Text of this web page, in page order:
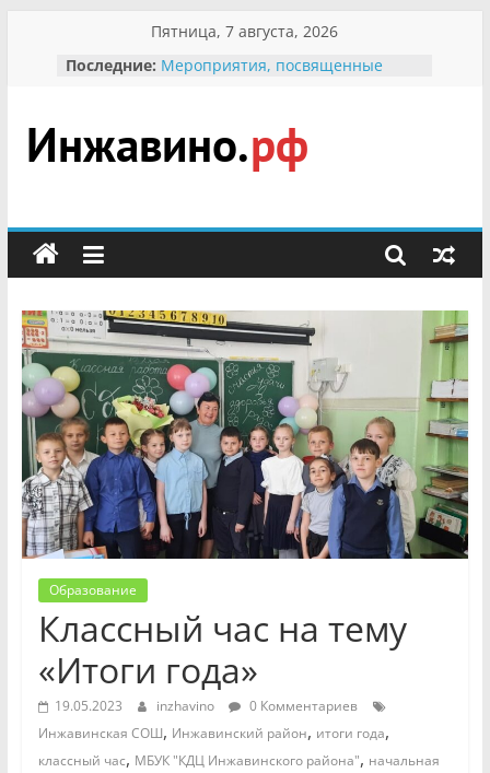
содержимому
Пятница, 7 августа, 2026
Последние: Мероприятия, посвященные
гражданин Инжавинского округа»
участнице Великой
Отечественной, фронтовичке
Безопасность в сети Интернет
мероприятии «Сохраним
первоцветы!»
В вольере Воронинского
заповедника родились крапчатые
суслики
Инжавино.рф
сельский
портал
Образование
Классный час на тему
«Итоги года»
19.05.2023 inzhavino
0 Комментариев
Инжавинская СОШ, Инжавинский район, итоги года,
классный час, МБУК "КДЦ Инжавинского района", начальная